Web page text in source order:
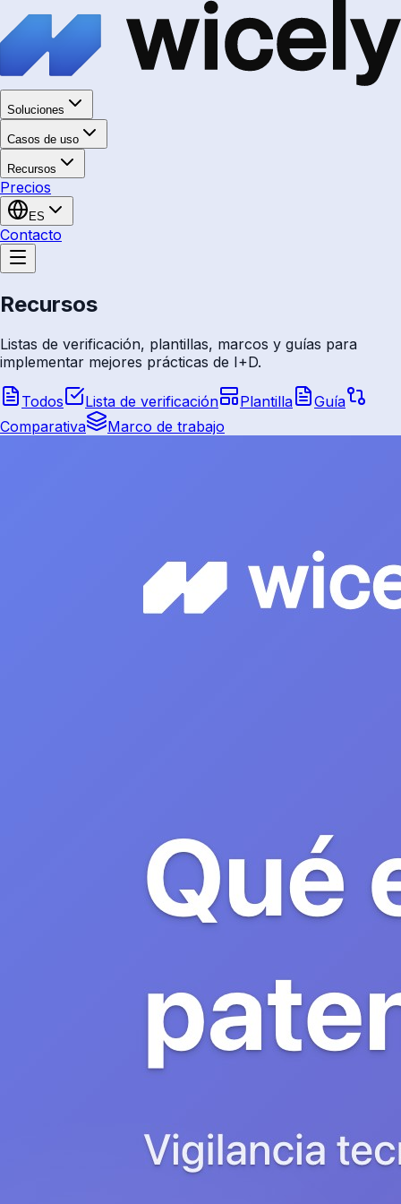
Soluciones
Casos de uso
Recursos
Precios
ES
Contacto
Recursos
Listas de verificación, plantillas, marcos y guías para
implementar mejores prácticas de I+D.
Todos Lista de verificación Plantilla
Guía
Comparativa
Marco de trabajo